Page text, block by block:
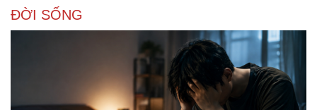
ĐỜI SỐNG